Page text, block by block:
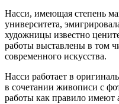
Насси, имеющая степень
университета,
художницы известно
работы выставлены в том
современного искусства.
Насси работает в
в сочетании живописи с
работы как правило имеют